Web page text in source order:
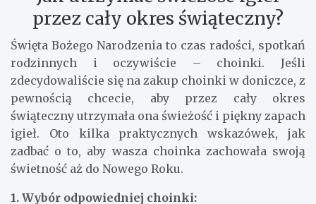
przez cały okres świąteczny?
Święta Bożego Narodzenia to czas radości, spotkań
rodzinnych i oczywiście – choinki. Jeśli
zdecydowaliście się na zakup choinki w doniczce, z
pewnością chcecie, aby przez cały okres
świąteczny utrzymała ona świeżość i piękny zapach
igieł. Oto kilka praktycznych wskazówek, jak
zadbać o to, aby wasza choinka zachowała swoją
świetność aż do Nowego Roku.
1. Wybór odpowiedniej choinki: